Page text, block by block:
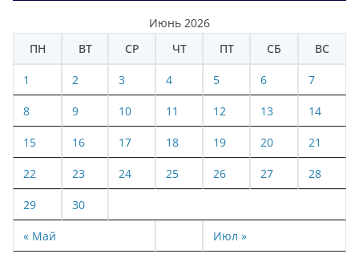
Июнь 2026
ПН
ВТ СР ЧТ ПТ СБ ВС
« Май Июл »
1 2 3 4 5 6 7
8 9 10 11 12 13 14
15 16 17 18 19 20 21
22 23 24 25 26 27 28
29 30